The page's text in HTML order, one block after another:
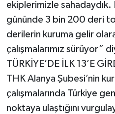
ekiplerimizle sahadaydık.
gününde 3 bin 200 deri
derilerin kuruma gelir
çalışmalarımız sürüyor”
​TÜRKİYE’DE İLK 13’E
​THK Alanya Şubesi’nin
çalışmalarında Türkiye
noktaya ulaştığını